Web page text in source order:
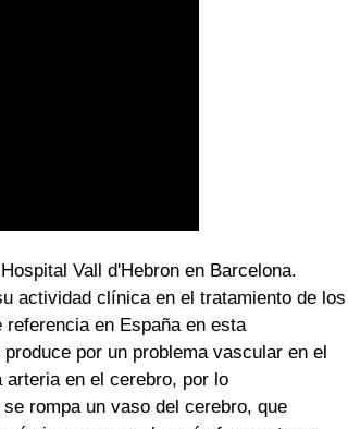
Vall d'Hebron en Barcelona.
actividad clínica en el tratamiento de los
en España en esta
por un problema vascular en el
en el cerebro, por lo
rompa un vaso del cerebro, que